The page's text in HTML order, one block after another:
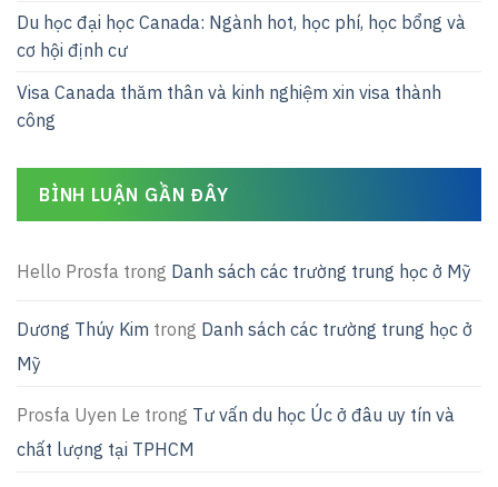
Du học đại học Canada: Ngành hot, học phí, học bổng và
cơ hội định cư
Visa Canada thăm thân và kinh nghiệm xin visa thành
công
BÌNH LUẬN GẦN ĐÂY
Hello Prosfa trong Danh sách các trường trung học ở Mỹ
Dương Thúy Kim trong Danh sách các trường trung học ở
Mỹ
Prosfa Uyen Le trong Tư vấn du học Úc ở đâu uy tín và
chất lượng tại TPHCM